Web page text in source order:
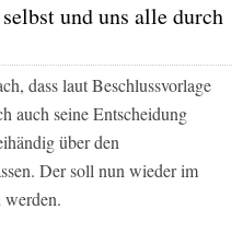
und uns alle durch
dass laut Beschlussvorlage
auch seine Entscheidung
über den
Der soll nun wieder im
werden.